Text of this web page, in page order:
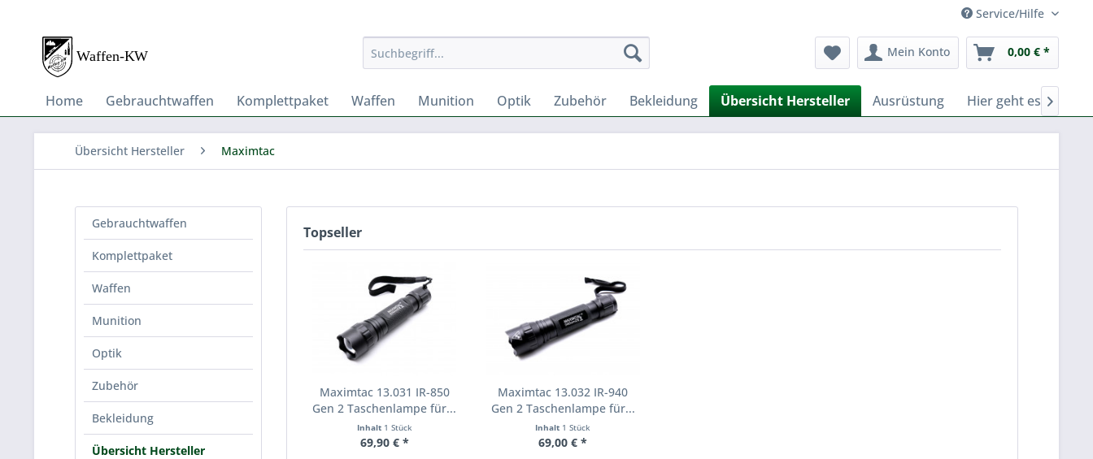
Service/Hilfe
Mein Konto 0,00 € *
Home Gebrauchtwaffen Komplettpaket Waffen Munition Optik Zubehör Bekleidung Übersicht Hersteller Ausrüstung Hier geht es zu

Übersicht Hersteller Maximtac
Gebrauchtwaffen
Komplettpaket
Waffen
Munition
Optik
Zubehör
Bekleidung
Übersicht Hersteller
Topseller
Maximtac 13.031 IR-850
Gen 2 Taschenlampe für...
Inhalt 1 Stück
69,90 € *
Maximtac 13.032 IR-940
Gen 2 Taschenlampe für...
Inhalt 1 Stück
69,00 € *